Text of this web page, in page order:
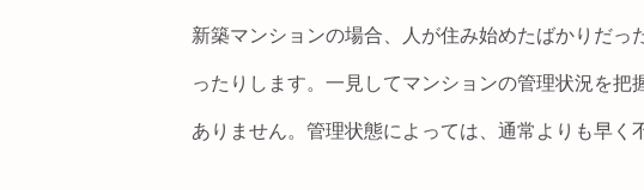
新築マンションの場合、人が住み始めたばかりだ
ったりします。一見してマンションの管理状況を
ありません。管理状態によっては、通常よりも早く